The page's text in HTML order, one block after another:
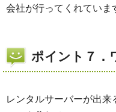
会社が行ってくれていま
ポイント７．
レンタルサーバーが出